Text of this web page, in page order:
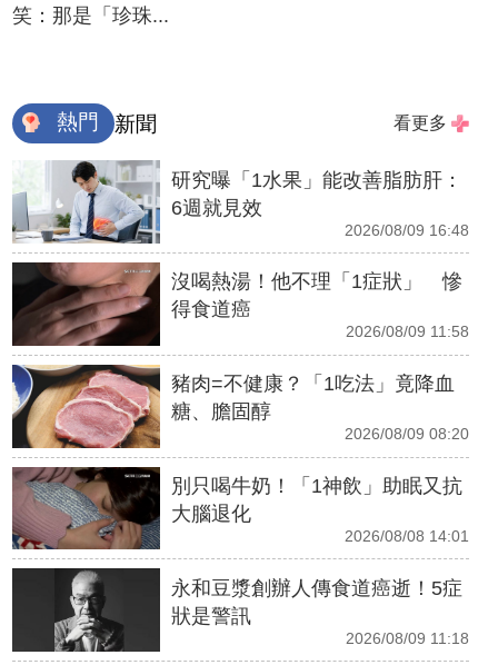
笑：那是「珍珠...
熱門 新聞 看更多
研究曝「1水果」能改善脂肪肝：
6週就見效
2026/08/09 16:48
沒喝熱湯！他不理「1症狀」 慘
得食道癌
2026/08/09 11:58
豬肉=不健康？「1吃法」竟降血
糖、膽固醇
2026/08/09 08:20
別只喝牛奶！「1神飲」助眠又抗
大腦退化
2026/08/08 14:01
永和豆漿創辦人傳食道癌逝！5症
狀是警訊
2026/08/09 11:18